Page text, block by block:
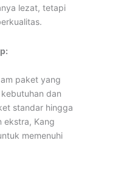
lezat, tetapi
paket yang
dan
standar hingga
ekstra, Kang
memenuhi